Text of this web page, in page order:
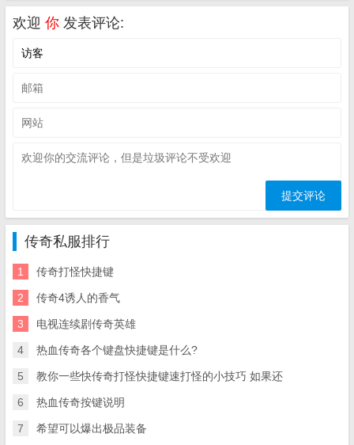
欢迎 你 发表评论:
传奇私服排行
1 传奇打怪快捷键
2 传奇4诱人的香气
3 电视连续剧传奇英雄
4 热血传奇各个键盘快捷键是什么?
5 教你一些快传奇打怪快捷键速打怪的小技巧 如果还
6 热血传奇按键说明
7 希望可以爆出极品装备